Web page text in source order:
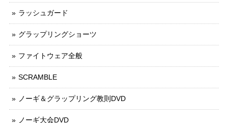
ラッシュガード
グラップリングショーツ
ファイトウェア全般
SCRAMBLE
ノーギ＆グラップリング教則DVD
ノーギ大会DVD